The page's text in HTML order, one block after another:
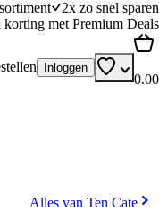
2x zo snel sparen
korting met Premium Deals
Inloggen
0.00
Alles van Ten Cate